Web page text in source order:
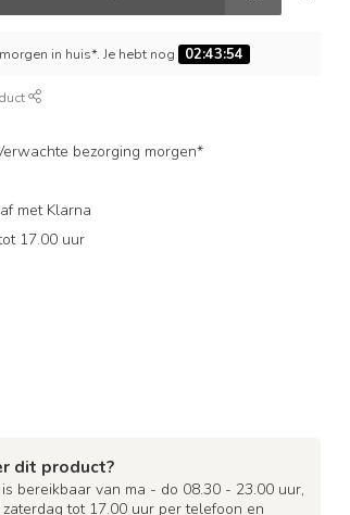
in huis*. Je hebt nog 02:43:52
bezorging morgen*
met Klarna
17.00 uur
dit product?
bereikbaar van ma - do 08.30 - 23.00 uur,
tot 17.00 uur per telefoon en